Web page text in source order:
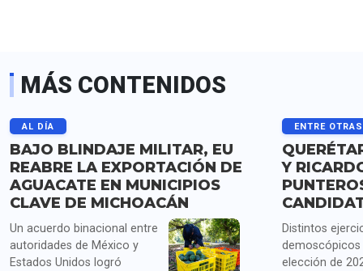
MÁS CONTENIDOS
AL DÍA
BAJO BLINDAJE MILITAR, EU
REABRE LA EXPORTACIÓN DE
AGUACATE EN MUNICIPIOS
CLAVE DE MICHOACÁN
Un acuerdo binacional entre
autoridades de México y
Estados Unidos logró
ENTRE
Y
Distintos
elección de